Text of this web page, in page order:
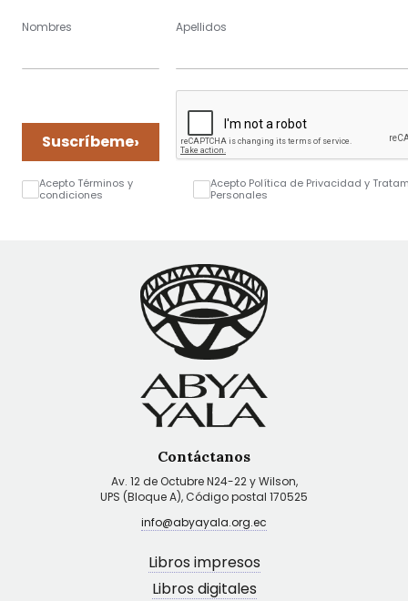
Nombres Apellidos
Suscríbeme›
Acepto Términos y
condiciones
Acepto Política de Privacidad y
Personales
Contáctanos
Av. 12 de Octubre N24-22 y Wilson,
UPS (Bloque A), Código postal 170525
info@abyayala.org.ec
Libros impresos
Libros digitales